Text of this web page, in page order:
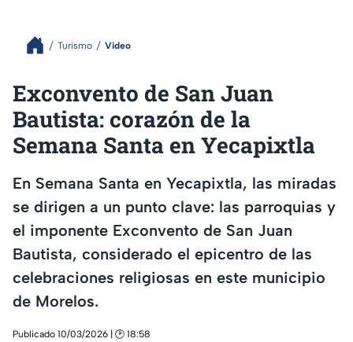
Turismo Video
Exconvento de San Juan
Bautista: corazón de la
Semana Santa en Yecapixtla
En Semana Santa en Yecapixtla, las miradas
se dirigen a un punto clave: las parroquias y
el imponente Exconvento de San Juan
Bautista, considerado el epicentro de las
celebraciones religiosas en este municipio
de Morelos.
Publicado 10/03/2026 | 🕑 18:58